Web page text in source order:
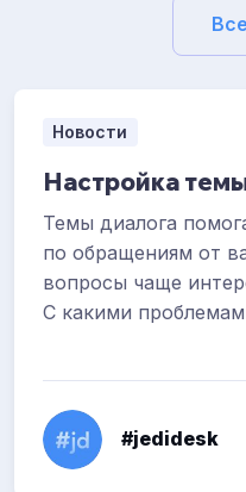
Новости
Настройка
Темы диалога
по обращениям от
вопросы чаще
С какими
#jedidesk